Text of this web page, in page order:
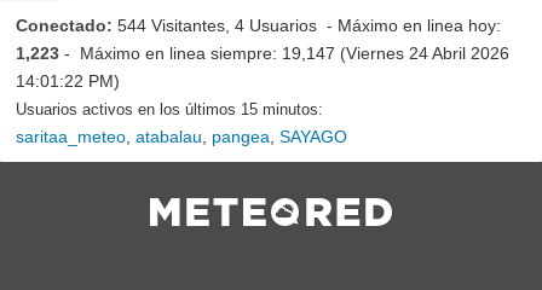
Conectado: 544 Visitantes, 4 Usuarios - Máximo en linea hoy:
1,223 - Máximo en linea siempre: 19,147 (Viernes 24 Abril 2026
14:01:22 PM)
Usuarios activos en los últimos 15 minutos:
saritaa_meteo atabalau pangea SAYAGO